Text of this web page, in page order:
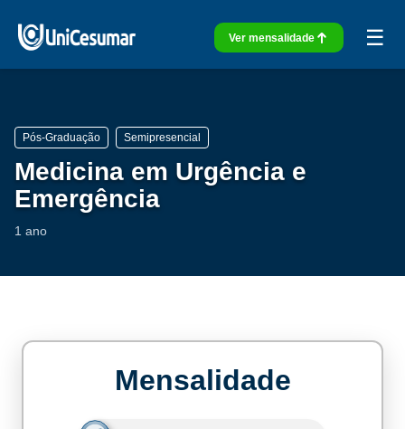
Ver mensalidade ☰
Pós-Graduação Semipresencial
Medicina em Urgência e
Emergência
1 ano
Mensalidade